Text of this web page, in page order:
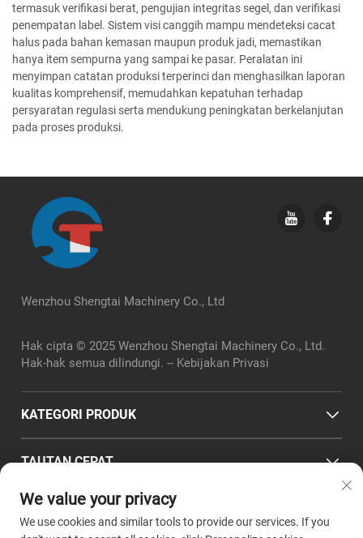
termasuk verifikasi berat, pengujian integritas segel, dan verifikasi
penempatan label. Sistem visi canggih mampu mendeteksi cacat
halus pada bahan kemasan maupun produk jadi, memastikan
hanya item sempurna yang sampai ke pasar. Peralatan ini
menyimpan catatan produksi terperinci dan menghasilkan laporan
kualitas komprehensif, memudahkan kepatuhan terhadap
persyaratan regulasi serta mendukung peningkatan berkelanjutan
pada proses produksi.
Wenzhou Shengtai Machinery Co., Ltd
Hak cipta © 2025 Wenzhou Shengtai Machinery Co., Ltd.
Hak-hak semua dilindungi. -- Kebijakan Privasi
KATEGORI PRODUK
TAUTAN CEPAT
INFO KONTAK
We value your privacy
We use cookies and similar tools to provide our services. If you